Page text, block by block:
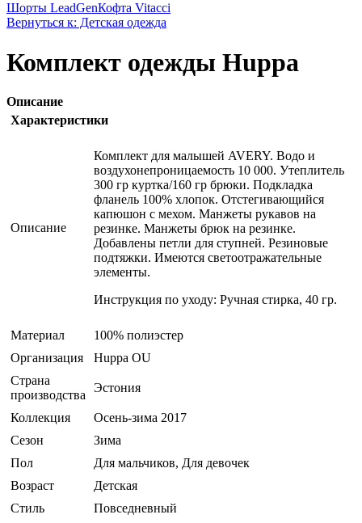
Шорты LeadGenКофта Vitacci
Вернуться к: Детская одежда
Комплект одежды Huppa
Описание
Характеристики
Описание
Комплект для малышей AVERY. Водо и
воздухонепроницаемость 10 000. Утеплитель
300 гр куртка/160 гр брюки. Подкладка
фланель 100% хлопок. Отстегивающийся
капюшон с мехом. Манжеты рукавов на
резинке. Манжеты брюк на резинке.
Добавлены петли для ступней. Резиновые
подтяжки. Имеются светоотражательные
элементы.
Инструкция по уходу: Ручная стирка, 40 гр.
Материал
100% полиэстер
Организация
Huppa OU
Страна
производства
Эстония
Коллекция
Осень-зима 2017
Сезон
Зима
Пол
Для мальчиков, Для девочек
Возраст
Детская
Стиль
Повседневный